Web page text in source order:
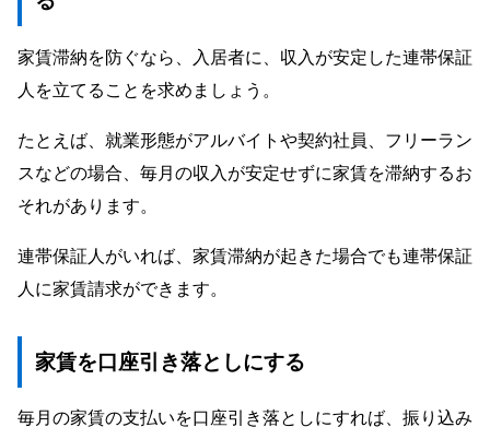
家賃滞納を防ぐなら、入居者に、収入が安定した連帯保証
人を立てることを求めましょう。
たとえば、就業形態がアルバイトや契約社員、フリーラン
スなどの場合、毎月の収入が安定せずに家賃を滞納するお
それがあります。
連帯保証人がいれば、家賃滞納が起きた場合でも連帯保証
人に家賃請求ができます。
家賃を口座引き落としにする
毎月の家賃の支払いを口座引き落としにすれば、振り込み